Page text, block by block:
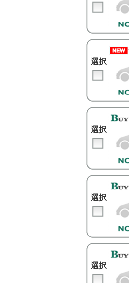
選択
選択
選択
選択